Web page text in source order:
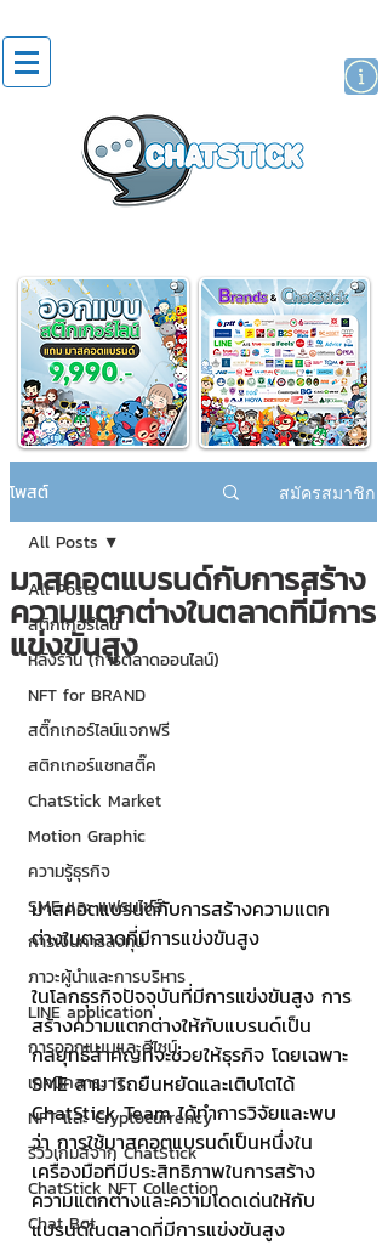
โพสต์ สมัครสมาชิก
All Posts
สติกเกอร์ไลน์
หลังร้าน (การตลาดออนไลน์)
NFT for BRAND
สติ๊กเกอร์ไลน์แจกฟรี
สติกเกอร์แชทสติ๊ค
ChatStick Market
Motion Graphic
ความรู้ธุรกิจ
SME และ แฟรนไชส์
การเงินการลงทุน
ภาวะผู้นำและการบริหาร
LINE application
การออกแบบและดีไซน์
เทคนิคสาระ IT
NFT และ Cryptocurrency
รีวิวเกมส์จาก ChatStick
ChatStick NFT Collection
Chat Bot
All Posts
มาสคอตแบรนด์กับการสร้าง
ความแตกต่างในตลาดที่มีการ
แข่งขันสูง
มาสคอตแบรนด์กับการสร้างความแตก
ต่างในตลาดที่มีการแข่งขันสูง
ในโลกธุรกิจปัจจุบันที่มีการแข่งขันสูง การ
สร้างความแตกต่างให้กับแบรนด์เป็น
กลยุทธ์สำคัญที่จะช่วยให้ธุรกิจ โดยเฉพาะ
SME สามารถยืนหยัดและเติบโตได้
ChatStick Team ได้ทำการวิจัยและพบ
ว่า การใช้มาสคอตแบรนด์เป็นหนึ่งใน
เครื่องมือที่มีประสิทธิภาพในการสร้าง
ความแตกต่างและความโดดเด่นให้กับ
แบรนด์ในตลาดที่มีการแข่งขันสูง